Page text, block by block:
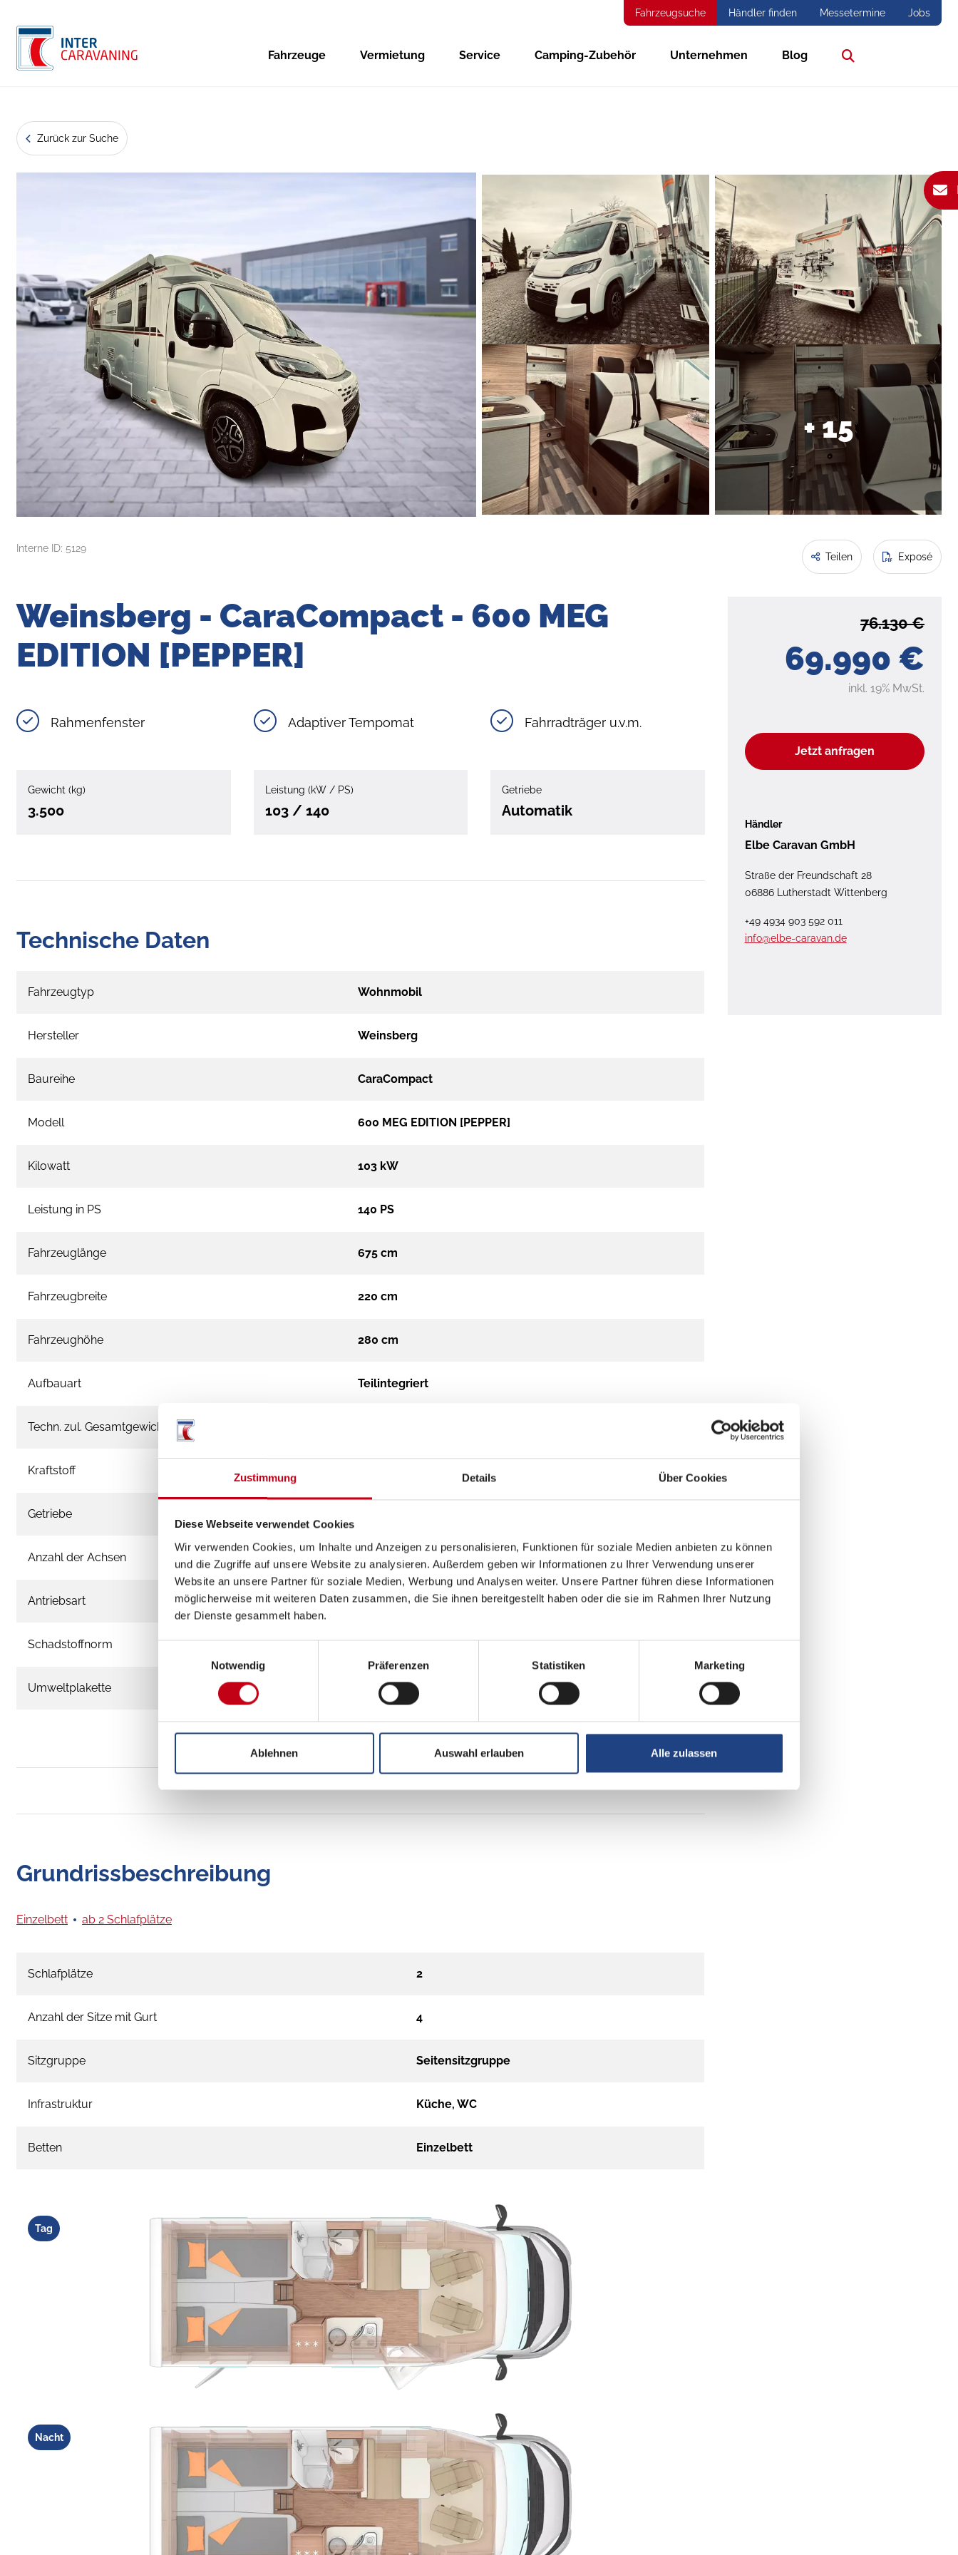
Zustimmung Details Über Cookies
Diese Webseite verwendet Cookies
Wir verwenden Cookies, um Inhalte und Anzeigen zu personalisieren, Funktionen für soziale Medien anbieten zu können
und die Zugriffe auf unsere Website zu analysieren. Außerdem geben wir Informationen zu Ihrer Verwendung unserer
Website an unsere Partner für soziale Medien, Werbung und Analysen weiter. Unsere Partner führen diese Informationen
möglicherweise mit weiteren Daten zusammen, die Sie ihnen bereitgestellt haben oder die sie im Rahmen Ihrer Nutzung
der Dienste gesammelt haben.
Notwendig
Präferenzen Statistiken Marketing
Ablehnen Auswahl erlauben Alle zulassen
Fahrzeugsuche Händler finden Messetermine Jobs
Fahrzeuge Vermietung Service Camping-Zubehör Unternehmen Blog
Zurück zur Suche
+ 15
Interne ID: 5129
Teilen Exposé
69.990 €
76.130 €
inkl. 19% MwSt.
Jetzt anfragen
Händler
Elbe Caravan GmbH
Straße der Freundschaft 28
06886 Lutherstadt Wittenberg
+49 4934 903 592 011
info@elbe-caravan.de
Weinsberg - CaraCompact - 600 MEG
EDITION [PEPPER]
Rahmenfenster Adaptiver Tempomat Fahrradträger u.v.m.
Gewicht (kg)
3.500
Leistung (kW / PS)
103 / 140
Getriebe
Automatik
Technische Daten
Fahrzeugtyp Wohnmobil
Hersteller Weinsberg
Baureihe CaraCompact
Modell 600 MEG EDITION [PEPPER]
Kilowatt 103 kW
Leistung in PS 140 PS
Fahrzeuglänge 675 cm
Fahrzeugbreite 220 cm
Fahrzeughöhe 280 cm
Aufbauart Teilintegriert
Techn. zul. Gesamtgewicht
Kraftstoff
Getriebe
Anzahl der Achsen
Antriebsart Frontantrieb
Schadstoffnorm Euro 6e
Umweltplakette grün
Grundrissbeschreibung
Einzelbett ab 2 Schlafplätze
Schlafplätze 2
Anzahl der Sitze mit Gurt 4
Sitzgruppe Seitensitzgruppe
Infrastruktur Küche, WC
Betten Einzelbett
Tag
Nacht